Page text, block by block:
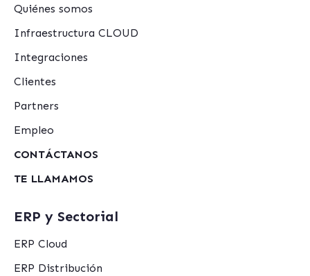
Quiénes somos
Infraestructura CLOUD
Integraciones
Clientes
Partners
Empleo
CONTÁCTANOS
TE LLAMAMOS
ERP y Sectorial
ERP Cloud
ERP Distribución